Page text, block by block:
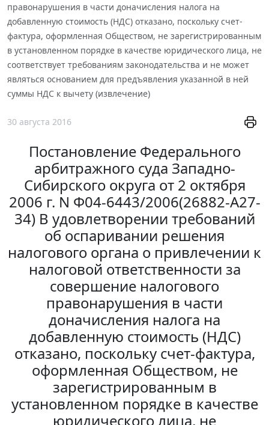
правонарушения в части доначисления налога на
добавленную стоимость (НДС) отказано, поскольку счет-
фактура, оформленная Обществом, не зарегистрированным
в установленном порядке в качестве юридического лица, не
соответствует требованиям законодательства и не может
являться основанием для предъявления указанной в ней
суммы НДС к вычету (извлечение)
30 августа 2016
Постановление Федерального
арбитражного суда Западно-
Сибирского округа от 2 октября
2006 г. N Ф04-6443/2006(26882-А27-
34) В удовлетворении требований
об оспаривании решения
налогового органа о привлечении к
налоговой ответственности за
совершение налогового
правонарушения в части
доначисления налога на
добавленную стоимость (НДС)
отказано, поскольку счет-фактура,
оформленная Обществом, не
зарегистрированным в
установленном порядке в качестве
юридического лица, не